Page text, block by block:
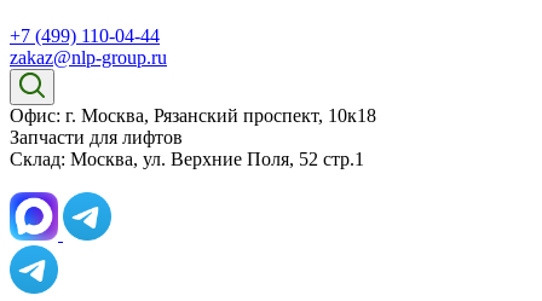
+7 (499) 110-04-44
zakaz@nlp-group.ru
Офис: г. Москва, Рязанский проспект, 10к18
Запчасти для лифтов
Склад: Москва, ул. Верхние Поля, 52 стр.1